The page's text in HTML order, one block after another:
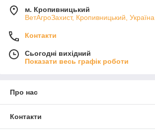
м. Кропивницький
ВетАгроЗахист, Кропивницький, Україна
Контакти
Сьогодні вихідний
Показати весь графік роботи
Про нас
Контакти